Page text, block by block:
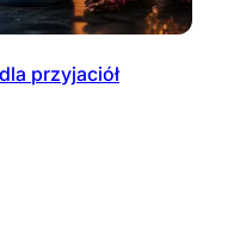
przyjaciół